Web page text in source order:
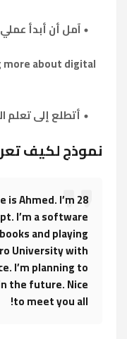
آمل أن أبدأ
more about digital
أتطلع إلى تعلم
نموذج لكيف
is Ahmed. I’m 28
I’m a software
and playing
University with
I’m planning to
the future. Nice
to meet you all!